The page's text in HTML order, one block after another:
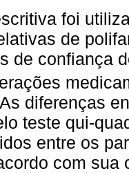
foi
de
de confiança
diferenças
teste qui-
entre os
com sua